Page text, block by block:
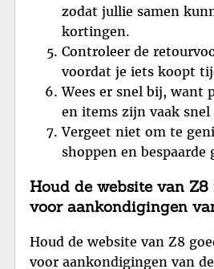
zodat jullie samen
kortingen.
Controleer de
voordat je iets koopt
Wees er snel bij, want
en items zijn vaak
Vergeet niet om te
shoppen en bespaarde
Houd de website van
voor aankondigingen
Houd de website van Z8
voor aankondigingen van